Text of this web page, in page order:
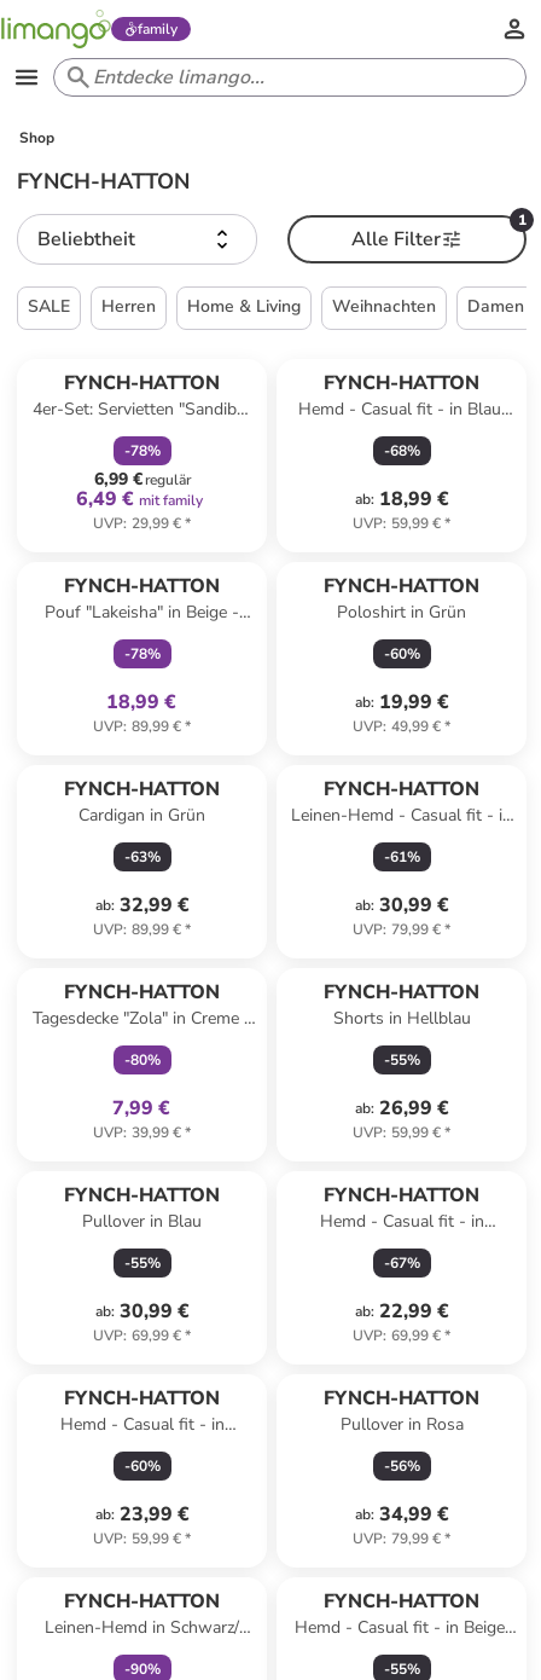
family
Shop
FYNCH-HATTON
Beliebtheit
1
Alle Filter
SALE Herren Home & Living Weihnachten Damen
FYNCH-HATTON
4er-Set: Servietten "Sandibe"
in Beige - (L)50 x (B)50 cm
-78%
6,99 €regulär
6,49 € mit family
UVP: 29,99 €*
FYNCH-HATTON
Hemd - Casual fit - in Blau/
Hellblau
-68%
ab: 18,99 €
UVP: 59,99 €*
FYNCH-HATTON
Pouf "Lakeisha" in Beige -
(B)45 x (H)45 cm
-78%
18,99 €
UVP: 89,99 €*
FYNCH-HATTON
Poloshirt in Grün
-60%
ab: 19,99 €
UVP: 49,99 €*
FYNCH-HATTON
Cardigan in Grün
-63%
ab: 32,99 €
UVP: 89,99 €*
FYNCH-HATTON
Leinen-Hemd - Casual fit - in
Hellblau
-61%
ab: 30,99 €
UVP: 79,99 €*
FYNCH-HATTON
Tagesdecke "Zola" in Creme -
(L)130 x (B)80 cm
-80%
7,99 €
UVP: 39,99 €*
FYNCH-HATTON
Shorts in Hellblau
-55%
ab: 26,99 €
UVP: 59,99 €*
FYNCH-HATTON
Pullover in Blau
-55%
ab: 30,99 €
UVP: 69,99 €*
FYNCH-HATTON
Hemd - Casual fit - in
Hellblau
-67%
ab: 22,99 €
UVP: 69,99 €*
FYNCH-HATTON
Hemd - Casual fit - in
Hellblau
-60%
ab: 23,99 €
UVP: 59,99 €*
FYNCH-HATTON
Pullover in Rosa
-56%
ab: 34,99 €
UVP: 79,99 €*
FYNCH-HATTON
Leinen-Hemd in Schwarz/
Pink
-90%
FYNCH-HATTON
Hemd - Casual fit - in Beige/
Bunt
-55%